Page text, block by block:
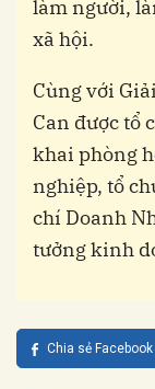
làm người,
xã hội.
Cùng với
Can được tổ
khai phòng
nghiệp, tổ
chí Doanh
tưởng kinh
Chia sẻ Facebook